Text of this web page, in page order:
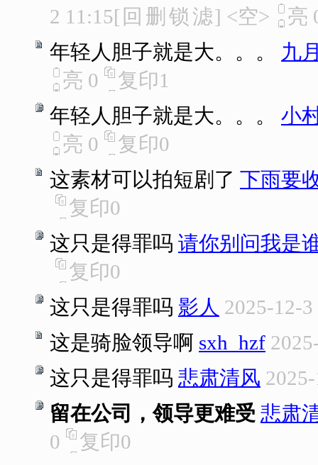
2 11:15[ 回 删 锁 滤] <空> 亮
年轻人胆子就是大。。。
九
亮 0 复印1
年轻人胆子就是大。。。
小
亮 0 复印0
这素材可以拍短剧了 下雨要
复印0
这只是得罪吗 请你别问我是
复印0
这只是得罪吗 影人 2025-12-3
这是骑脸领导啊 sxh_hzf
这只是得罪吗 悲肃清风
留在公司，领导更难受 悲肃
0
复印0